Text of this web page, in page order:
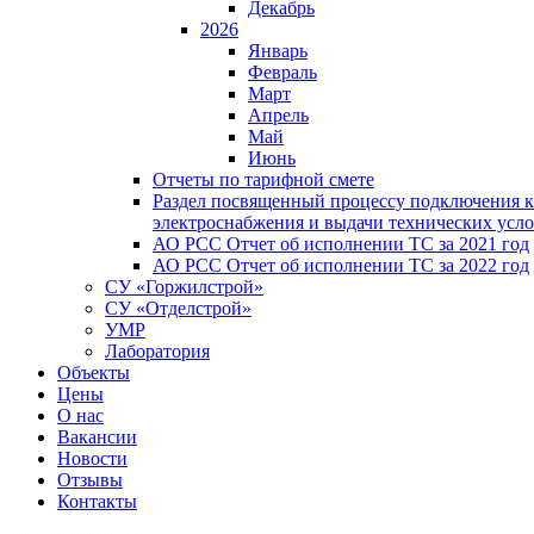
Декабрь
2026
Январь
Февраль
Март
Апрель
Май
Июнь
Отчеты по тарифной смете
Раздел посвященный процессу подключения к
электроснабжения и выдачи технических
АО РСС Отчет об исполнении ТС за 2021 год
АО РСС Отчет об исполнении ТС за 2022 год
СУ «Горжилстрой»
СУ «Отделстрой»
УМР
Лаборатория
Объекты
Цены
О нас
Вакансии
Новости
Отзывы
Контакты